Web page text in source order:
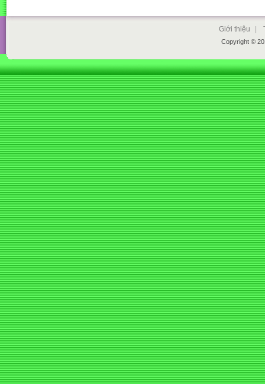
Giới thiệu |
Copyright ©